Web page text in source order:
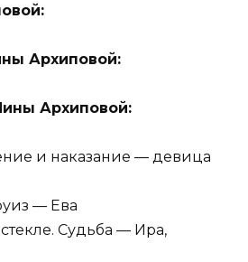
Архиповой:
Архиповой:
и наказание — девица
— Ева
Судьба — Ира,